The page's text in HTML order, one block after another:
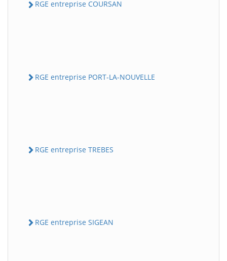
RGE entreprise COURSAN
RGE entreprise PORT-LA-NOUVELLE
RGE entreprise TREBES
RGE entreprise SIGEAN